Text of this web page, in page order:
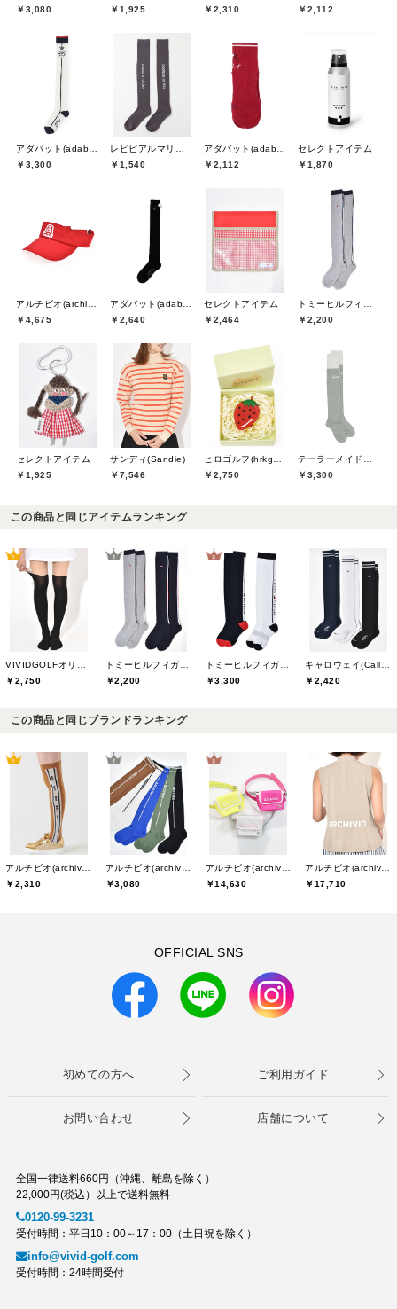
￥3,080
￥1,925
￥2,310
￥2,112
￥3,300
￥1,540
￥2,112
セレクトアイテム
￥1,870
￥4,675
￥2,640
セレクトアイテム
￥2,464
￥2,200
セレクトアイテム
￥1,925
サンディ(Sandie)
￥7,546
￥2,750
￥3,300
この商品と同じアイテムランキング
￥2,750
￥2,200
￥3,300
￥2,420
この商品と同じブランドランキング
￥2,310
￥3,080
￥14,630
￥17,710
OFFICIAL SNS
初めての方へ ご利用ガイド
お問い合わせ 店舗について
全国一律送料660円（沖縄、離島を除く）
22,000円(税込）以上で送料無料
0120-99-3231
受付時間：平日10：00～17：00（土日祝を除く）
info@vivid-golf.com
受付時間：24時間受付